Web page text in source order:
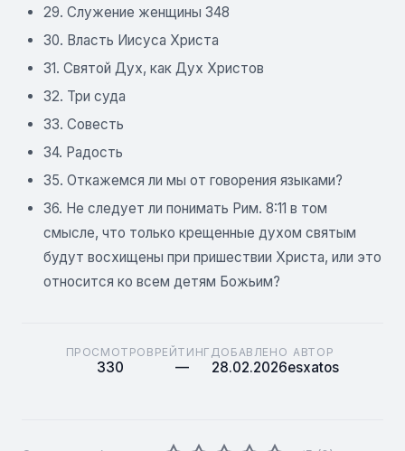
29. Служение женщины 348
30. Власть Иисуса Христа
31. Святой Дух, как Дух Христов
32. Три суда
33. Совесть
34. Радость
35. Откажемся ли мы от говорения языками?
36. Не следует ли понимать Рим. 8:11 в том
смысле, что только крещенные духом святым
будут восхищены при пришествии Христа, или это
относится ко всем детям Божьим?
ПРОСМОТРОВ
330
РЕЙТИНГ
—
ДОБАВЛЕНО
28.02.2026
АВТОР
esxatos